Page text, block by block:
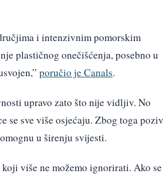
i intenzivnim pomorskim
plastičnog onečišćenja, posebno u
poručio je Canals.
upravo zato što nije vidljiv. No
se sve više osjećaju. Zbog toga
u širenju svijesti.
više ne možemo ignorirati. Ako se